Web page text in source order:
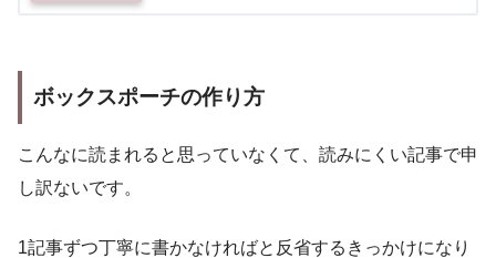
ボックスポーチの作り方
こんなに読まれると思っていなくて、読みにくい記事で申
し訳ないです。
1記事ずつ丁寧に書かなければと反省するきっかけになり